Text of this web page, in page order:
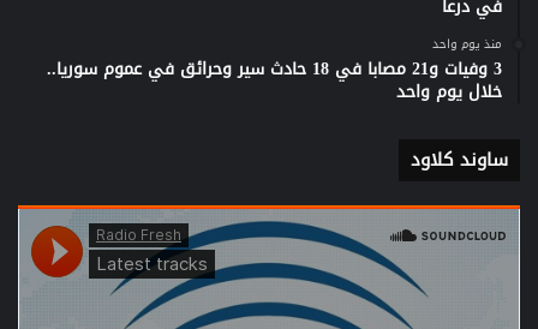
في درعا
منذ يوم واحد
3 وفيات و21 مصابا في 18 حادث سير وحرائق في عموم سوريا..
خلال يوم واحد
ساوند كلاود